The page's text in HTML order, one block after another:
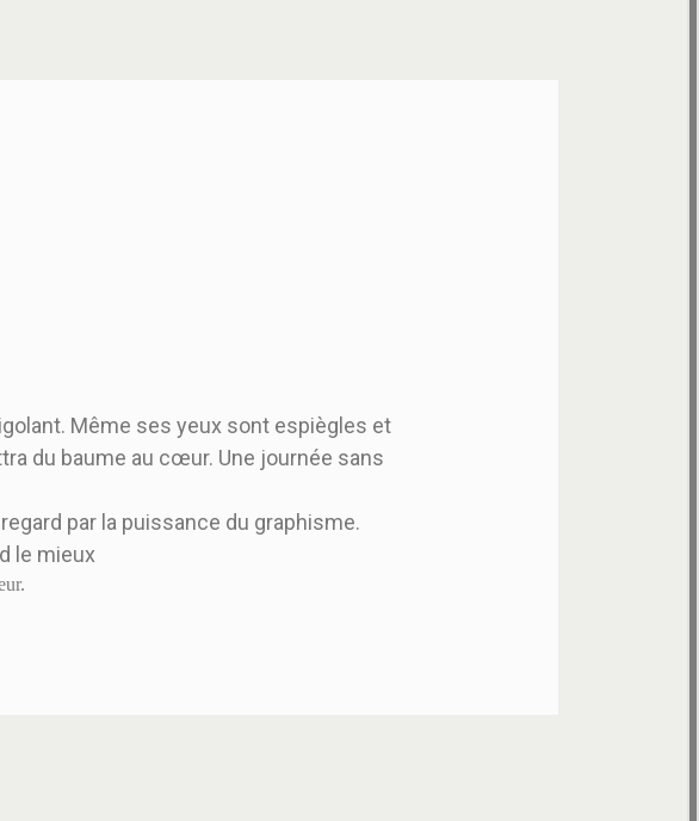
Même ses yeux sont espiègles et
du baume au cœur. Une journée sans
par la puissance du graphisme.
le mieux